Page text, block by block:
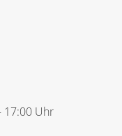
17:00 Uhr